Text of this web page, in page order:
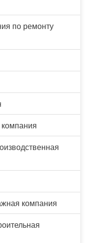
по ремонту
компания
компания